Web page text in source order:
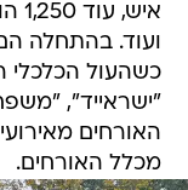
ועוד. בהתחלה
כשהעול הכלכלי
"ישראייד",
מכלל האורחים.